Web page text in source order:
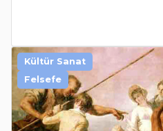
Kültür Sanat
Felsefe